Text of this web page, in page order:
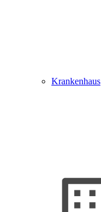
Krankenhaus